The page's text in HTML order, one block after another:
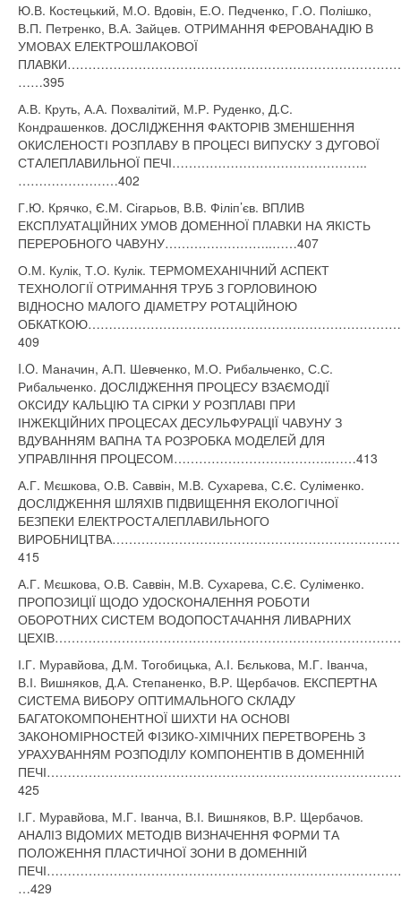
Ю.В. Костецький, М.О. Вдовін, Е.О. Педченко, Г.О. Полішко,
В.П. Петренко, В.А. Зайцев. ОТРИМАННЯ ФЕРОВАНАДІЮ В
УМОВАХ ЕЛЕКТРОШЛАКОВОЇ
……395
А.В. Круть, А.А. Похвалітий, М.Р. Руденко, Д.С.
Кондрашенков. ДОСЛІДЖЕННЯ ФАКТОРІВ ЗМЕНШЕННЯ
ОКИСЛЕНОСТІ РОЗПЛАВУ В ПРОЦЕСІ ВИПУСКУ З ДУГОВОЇ
СТАЛЕПЛАВИЛЬНОЇ ПЕЧІ………………………………………..
……………………402
Г.Ю. Крячко, Є.М. Сігарьов, В.В. Філіп’єв. ВПЛИВ
ЕКСПЛУАТАЦІЙНИХ УМОВ ДОМЕННОЇ ПЛАВКИ НА ЯКІСТЬ
ПЕРЕРОБНОГО ЧАВУНУ……………………..……407
О.М. Кулік, Т.О. Кулік. ТЕРМОМЕХАНІЧНИЙ АСПЕКТ
ТЕХНОЛОГІЇ ОТРИМАННЯ ТРУБ З ГОРЛОВИНОЮ
ВІДНОСНО МАЛОГО ДІАМЕТРУ РОТАЦІЙНОЮ
409
I.O. Маначин, А.П. Шевченко, М.О. Рибальченко, С.С.
Рибальченко. ДОСЛІДЖЕННЯ ПРОЦЕСУ ВЗАЄМОДІЇ
ОКСИДУ КАЛЬЦІЮ ТА СІРКИ У РОЗПЛАВІ ПРИ
ІНЖЕКЦІЙНИХ ПРОЦЕСАХ ДЕСУЛЬФУРАЦІЇ ЧАВУНУ З
ВДУВАННЯМ ВАПНА ТА РОЗРОБКА МОДЕЛЕЙ ДЛЯ
УПРАВЛІННЯ ПРОЦЕСОМ………………………………..……413
А.Г. Мєшкова, О.В. Саввін, М.В. Сухарева, С.Є. Суліменко.
ДОСЛІДЖЕННЯ ШЛЯХІВ ПІДВИЩЕННЯ ЕКОЛОГІЧНОЇ
БЕЗПЕКИ ЕЛЕКТРОСТАЛЕПЛАВИЛЬНОГО
415
А.Г. Мєшкова, О.В. Саввін, М.В. Сухарева, С.Є. Суліменко.
ПРОПОЗИЦІЇ ЩОДО УДОСКОНАЛЕННЯ РОБОТИ
ОБОРОТНИХ СИСТЕМ ВОДОПОСТАЧАННЯ ЛИВАРНИХ
І.Г. Муравйова, Д.М. Тогобицька, А.І. Бєлькова, М.Г. Іванча,
В.І. Вишняков, Д.А. Степаненко, В.Р. Щербачов. ЕКСПЕРТНА
СИСТЕМА ВИБОРУ ОПТИМАЛЬНОГО СКЛАДУ
БАГАТОКОМПОНЕНТНОЇ ШИХТИ НА ОСНОВІ
ЗАКОНОМІРНОСТЕЙ ФІЗИКО-ХІМІЧНИХ ПЕРЕТВОРЕНЬ З
УРАХУВАННЯМ РОЗПОДІЛУ КОМПОНЕНТІВ В ДОМЕННІЙ
425
І.Г. Муравйова, М.Г. Іванча, В.І. Вишняков, В.Р. Щербачов.
АНАЛІЗ ВІДОМИХ МЕТОДІВ ВИЗНАЧЕННЯ ФОРМИ ТА
ПОЛОЖЕННЯ ПЛАСТИЧНОЇ ЗОНИ В ДОМЕННІЙ
…429